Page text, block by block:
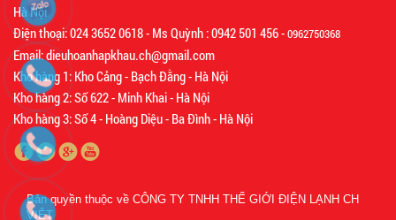
Hà Nội
Điện thoại: 024 3652 0618 - Ms Quỳnh : 0942 501 456 -0962750368
Email: dieuhoanhapkhau.ch@gmail.com
Kho hàng 1: Kho Cảng - Bạch Đằng - Hà Nội
Kho hàng 2: Số 622 - Minh Khai - Hà Nội
Kho hàng 3: Số 4 - Hoàng Diệu - Ba Đình - Hà Nội
Bản quyền thuộc về CÔNG TY TNHH THẾ GIỚI ĐIỆN LẠNH CH
VIỆT